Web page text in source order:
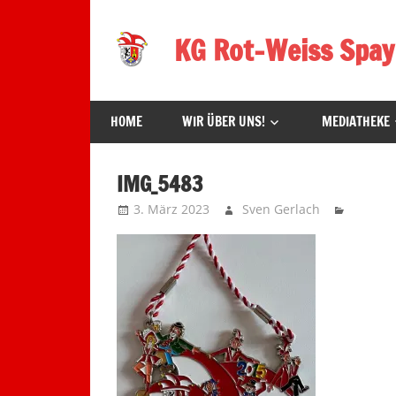
Inhalt
springen
KG Rot-Weiss
in
Spay!
HOME WIR ÜBER UNS! MEDIATHEKE
IMG_5483
3. März 2023 Sven Gerlach